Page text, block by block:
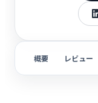
概要 レビュー